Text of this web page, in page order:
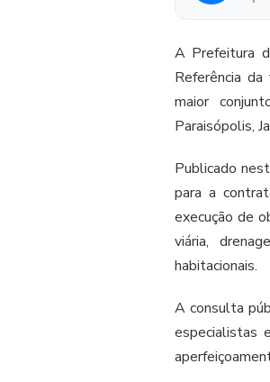
A Prefeitura
Referência
maior
Paraisópolis,
Publicado
para a
execução de
viária,
habitacionais.
A consulta
especialistas